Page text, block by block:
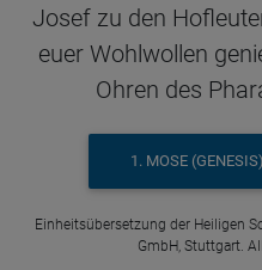
Josef zu den
euer Wohlwollen
Ohren des
1. MOSE
Einheitsübersetzung der Heiligen
GmbH, Stuttgart.